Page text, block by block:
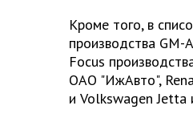
Кроме того, в
производства
Focus
ОАО "ИжАвто",
и Volkswagen Jetta